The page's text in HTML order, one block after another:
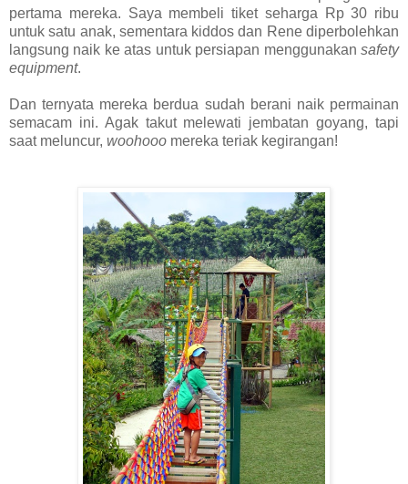
pertama mereka. Saya membeli tiket seharga Rp 30 ribu
untuk satu anak, sementara kiddos dan Rene diperbolehkan
langsung naik ke atas untuk persiapan menggunakan safety
equipment.
Dan ternyata mereka berdua sudah berani naik permainan
semacam ini. Agak takut melewati jembatan goyang, tapi
saat meluncur, woohooo mereka teriak kegirangan!